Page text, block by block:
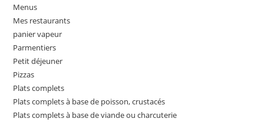
Menus
Mes restaurants
panier vapeur
Parmentiers
Petit déjeuner
Pizzas
Plats complets
Plats complets à base de poisson, crustacés
Plats complets à base de viande ou charcuterie